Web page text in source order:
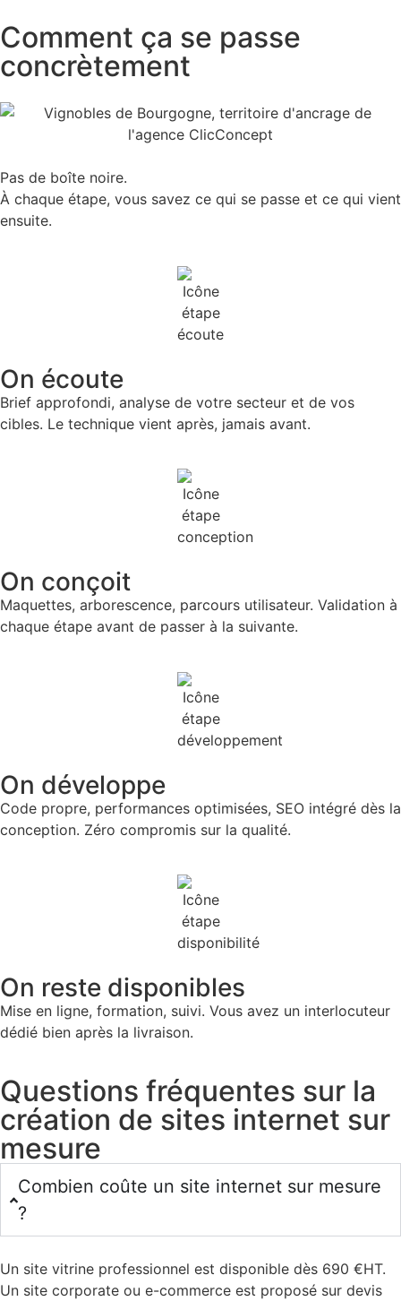
Comment ça se passe
concrètement
Pas de boîte noire.
À chaque étape, vous savez ce qui se passe et ce qui vient
ensuite.
On écoute
Brief approfondi, analyse de votre secteur et de vos
cibles. Le technique vient après, jamais avant.
On conçoit
Maquettes, arborescence, parcours utilisateur. Validation à
chaque étape avant de passer à la suivante.
On développe
Code propre, performances optimisées, SEO intégré dès la
conception. Zéro compromis sur la qualité.
On reste disponibles
Mise en ligne, formation, suivi. Vous avez un interlocuteur
dédié bien après la livraison.
Questions fréquentes sur la
création de sites internet sur
mesure
Combien coûte un site internet sur mesure
?
Un site vitrine professionnel est disponible dès 690 €HT.
Un site corporate ou e-commerce est proposé sur devis